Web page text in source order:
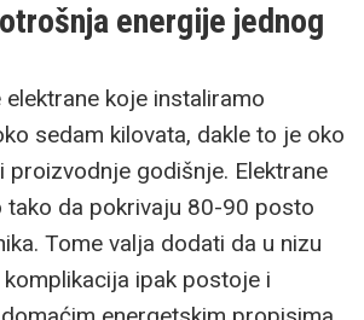
energije jednog
koje instaliramo
sedam kilovata, dakle to je oko
proizvodnje godišnje. Elektrane
tako da pokrivaju 80-90 posto
Tome valja dodati da u nizu
ipak postoje i